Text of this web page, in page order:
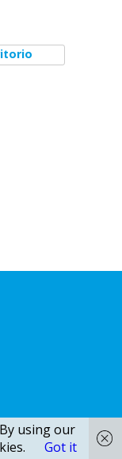
using our
Got it